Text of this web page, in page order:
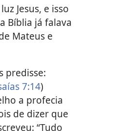
Jesus, e isso
Bíblia já falava
Mateus e
predisse:
7:14)
a profecia
de dizer que
“Tudo